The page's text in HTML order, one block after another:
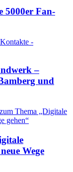
5000er Fan-
–
und
Wege